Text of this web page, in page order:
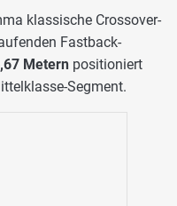
klassische Crossover-
Fastback-
Metern positioniert
Segment.